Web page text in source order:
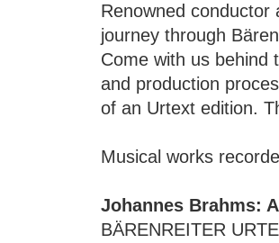
Renowned
journey through
Come with us behind
and production
of an Urtext edition.
Musical works
Johannes Brahms:
BÄRENREITER